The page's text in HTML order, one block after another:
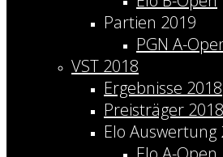
Partien 2019
PGN A-
VST 2018
Ergebnisse 2018
Preisträger 2018
Elo Auswertung